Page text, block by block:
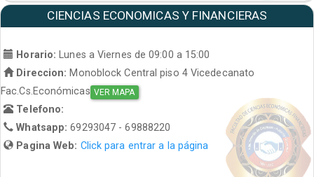
CIENCIAS ECONOMICAS Y FINANCIERAS
Horario: Lunes a Viernes de 09:00 a 15:00
Direccion: Monoblock Central piso 4 Vicedecanato
Fac.Cs.Económicas VER MAPA
Telefono:
Whatsapp:69293047 - 69888220
Pagina Web: Click para entrar a la página